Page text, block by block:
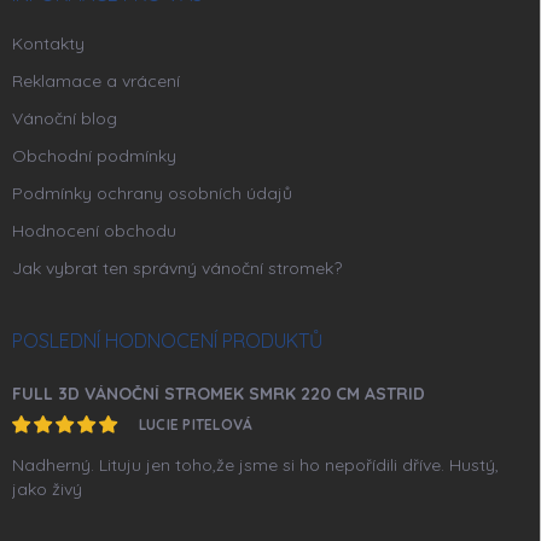
Kontakty
Reklamace a vrácení
Vánoční blog
Obchodní podmínky
Podmínky ochrany osobních údajů
Hodnocení obchodu
Jak vybrat ten správný vánoční stromek?
POSLEDNÍ HODNOCENÍ PRODUKTŮ
FULL 3D VÁNOČNÍ STROMEK SMRK 220 CM ASTRID
LUCIE PITELOVÁ
Nadherný. Lituju jen toho,že jsme si ho nepořídili dříve. Hustý,
jako živý